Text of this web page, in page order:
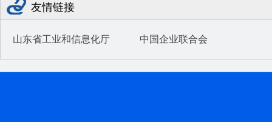
友情链接
山东省工业和信息化厅 中国企业联合会